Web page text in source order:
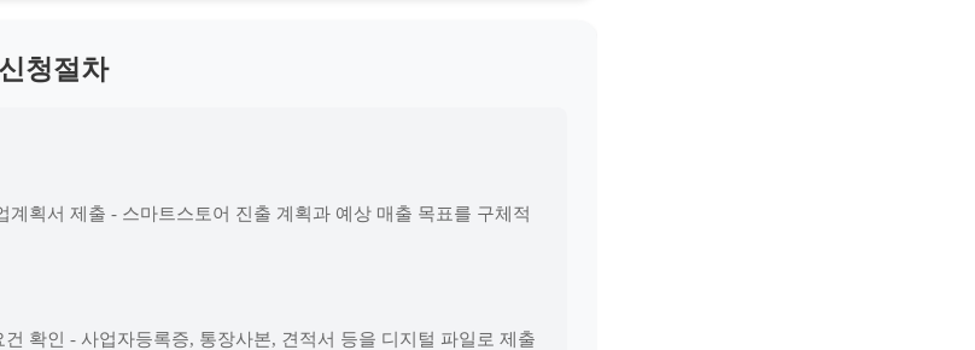
청절차
계획서 제출 - 스마트스토어 진출 계획과 예상 매출 목표를 구체적
확인 - 사업자등록증, 통장사본, 견적서 등을 디지털 파일로 제출